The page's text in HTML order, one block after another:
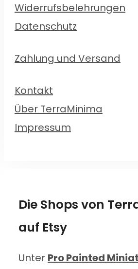
Widerrufsbelehrungen
Datenschutz
Zahlung und Versand
Kontakt
Über TerraMinima
Impressum
Die Shops von
auf Etsy
Unter Pro Painted